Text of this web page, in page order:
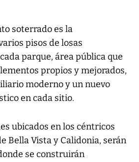
soterrado es la
pisos de losas
parque, área pública que
propios y mejorados,
moderno y un nuevo
en cada sitio.
ubicados en los céntricos
Bella Vista y Calidonia, serán
se construirán